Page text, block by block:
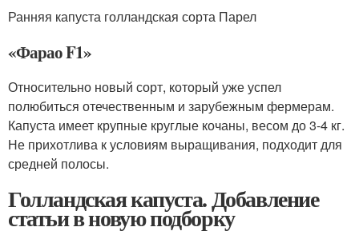
Ранняя капуста голландская сорта Парел
«Фарао F1»
Относительно новый сорт, который уже успел
полюбиться отечественным и зарубежным фермерам.
Капуста имеет крупные круглые кочаны, весом до 3-4 кг.
Не прихотлива к условиям выращивания, подходит для
средней полосы.
Голландская капуста. Добавление
статьи в новую подборку